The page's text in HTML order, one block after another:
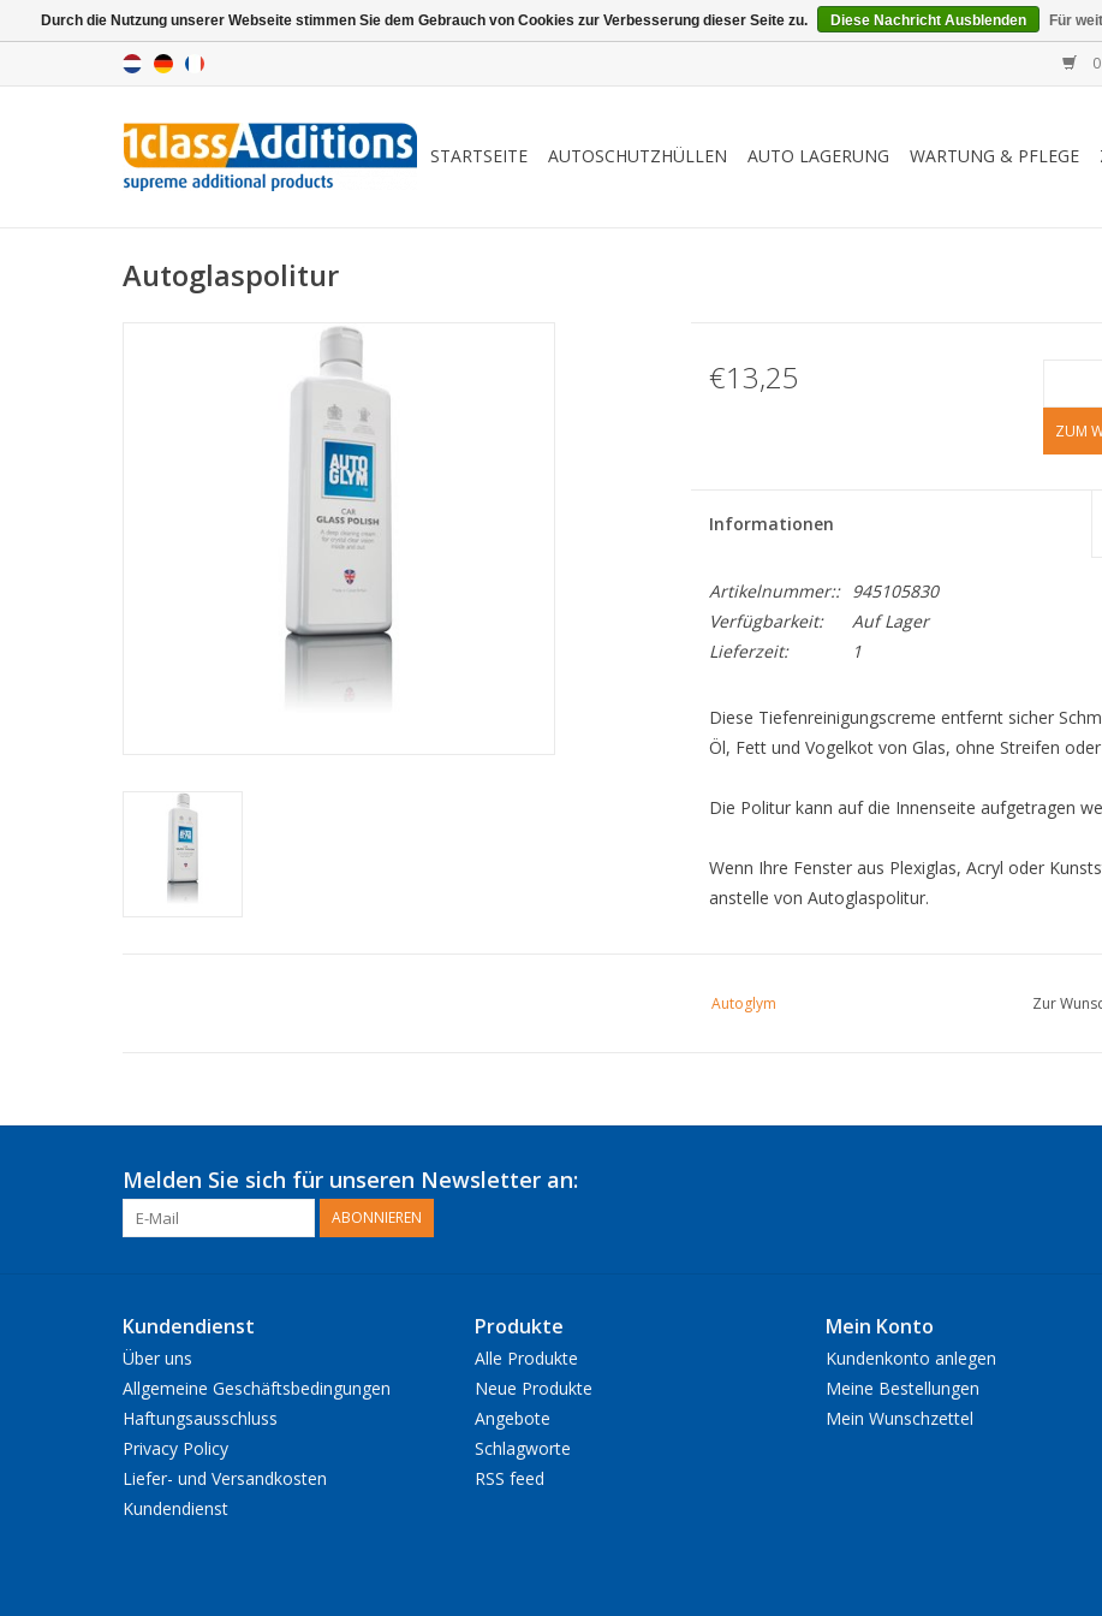
STARTSEITE AUTOSCHUTZHÜLLEN AUTO LAGERUNG WARTUNG & PFLEGE
Autoglaspolitur
€13,25
ZUM
Informationen
Artikelnummer::
945105830
Verfügbarkeit:
Auf Lager
Lieferzeit:
1
Diese Tiefenreinigungscreme entfernt sicher
Öl, Fett und Vogelkot von Glas, ohne Streifen
Die Politur kann auf die Innenseite aufgetragen
Wenn Ihre Fenster aus Plexiglas, Acryl oder
anstelle von Autoglaspolitur.
Autoglym Zur
Melden Sie sich für unseren Newsletter an:
ABONNIEREN
Kundendienst
Über uns
Allgemeine Geschäftsbedingungen
Haftungsausschluss
Privacy Policy
Liefer- und Versandkosten
Kundendienst
Produkte
Alle Produkte
Neue Produkte
Angebote
Schlagworte
RSS feed
Mein Konto
Kundenkonto anlegen
Meine Bestellungen
Mein Wunschzettel
Durch die Nutzung unserer Webseite stimmen Sie dem Gebrauch von Cookies zur Verbesserung dieser Seite zu. Diese Nachricht Ausblenden Für